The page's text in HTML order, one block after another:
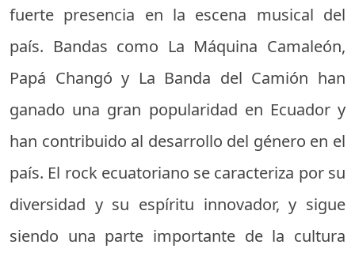
fuerte presencia en la escena musical del
país. Bandas como La Máquina Camaleón,
Papá Changó y La Banda del Camión han
ganado una gran popularidad en Ecuador y
han contribuido al desarrollo del género en el
país. El rock ecuatoriano se caracteriza por su
diversidad y su espíritu innovador, y sigue
siendo una parte importante de la cultura